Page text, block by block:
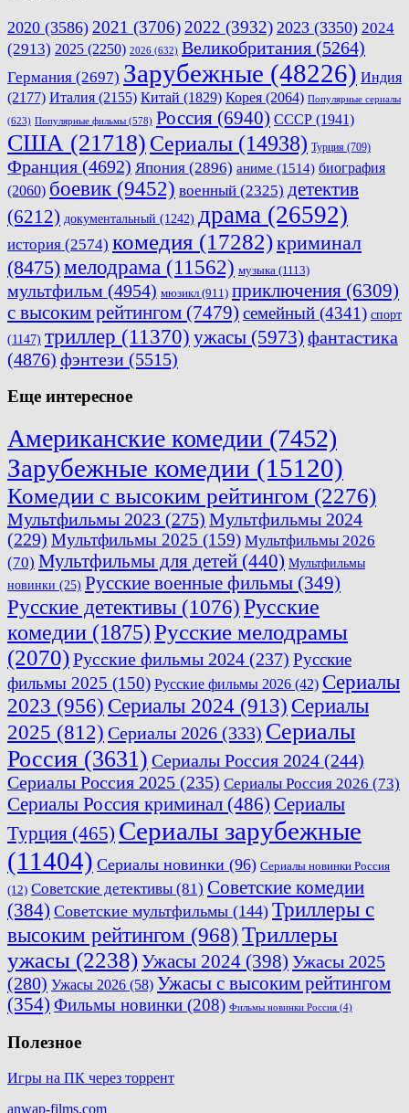
2020 (3586) 2021 (3706) 2022 (3932) 2023 (3350) 2024
(2913) 2025 (2250) 2026 (632) Великобритания (5264)
Германия (2697) Зарубежные (48226) Индия
(2177) Италия (2155) Китай (1829) Корея (2064) Популярные сериалы
(623) Популярные фильмы (578) Россия (6940) СССР (1941)
США (21718) Сериалы (14938) Турция (709)
Франция (4692) Япония (2896) аниме (1514) биография
(2060) боевик (9452) военный (2325) детектив
(6212) документальный (1242) драма (26592)
история (2574) комедия (17282)криминал
(8475)мелодрама (11562) музыка (1113)
мультфильм (4954) мюзикл (911) приключения (6309)
с высоким рейтингом (7479) семейный (4341) спорт
(1147) триллер (11370) ужасы (5973) фантастика
(4876) фэнтези (5515)
Еще интересное
Американские комедии (7452)
Зарубежные комедии (15120)
Комедии с высоким рейтингом (2276)
Мультфильмы 2023 (275) Мультфильмы 2024
(229) Мультфильмы 2025 (159) Мультфильмы 2026
(70) Мультфильмы для детей (440) Мультфильмы
новинки (25) Русские военные фильмы (349)
Русские детективы (1076)Русские
комедии (1875)Русские мелодрамы
(2070)Русские фильмы 2024 (237) Русские
фильмы 2025 (150) Русские фильмы 2026 (42) Сериалы
2023 (956) Сериалы 2024 (913) Сериалы
2025 (812) Сериалы 2026 (333) Сериалы
Россия (3631) Сериалы Россия 2024 (244)
Сериалы Россия 2025 (235) Сериалы Россия 2026 (73)
Сериалы Россия криминал (486) Сериалы
Турция (465) Сериалы зарубежные
(11404) Сериалы новинки (96) Сериалы новинки Россия
(12) Советские детективы (81) Советские комедии
(384) Советские мультфильмы (144) Триллеры с
высоким рейтингом (968) Триллеры
ужасы (2238)Ужасы 2024 (398) Ужасы 2025
(280) Ужасы 2026 (58) Ужасы с высоким рейтингом
(354) Фильмы новинки (208) Фильмы новинки Россия (4)
Полезное
Игры на ПК через торрент
anwap-films.com